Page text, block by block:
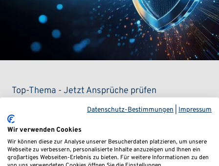
Top-Thema - Jetzt Ansprüche prüfen
Staatshaftung VW EA189
DerVW-Abgasskandal ist zurück– und trifft viele
Dieselhalter härter denn je. Ein aktuelles Urteil erklärt
Datenschutz-Bestimmungen Impressum
Wir verwenden Cookies
Wir können diese zur Analyse unserer Besucherdaten platzieren, um unsere
Webseite zu verbessern, personalisierte Inhalte anzuzeigen und Ihnen ein
großartiges Webseiten-Erlebnis zu bieten. Für weitere Informationen zu den